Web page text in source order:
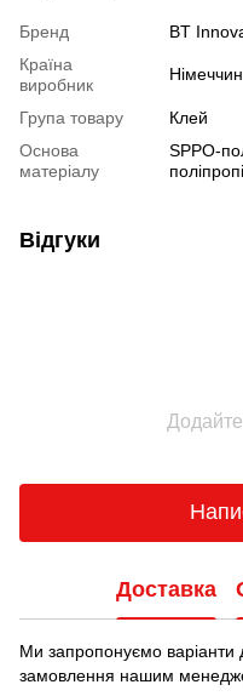
Бренд
BT
Країна
виробник
Група товару
Клей
Основа
матеріалу
SPPO-
Відгуки
Доставка
Ми запропонуємо варіанти
замовлення нашим